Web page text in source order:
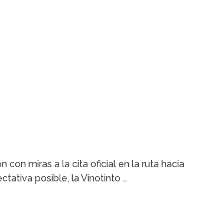
con miras a la cita oficial en la ruta hacia
posible, la Vinotinto …